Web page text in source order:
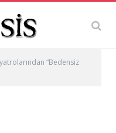
“Bedensiz